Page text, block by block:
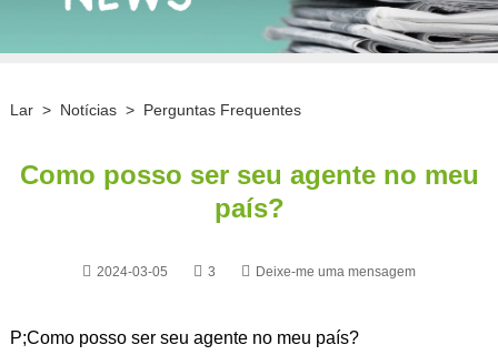
Lar > Notícias > Perguntas Frequentes
Como posso ser seu agente no meu
país?
2024-03-05 3 Deixe-me uma mensagem
P;Como posso ser seu agente no meu país?